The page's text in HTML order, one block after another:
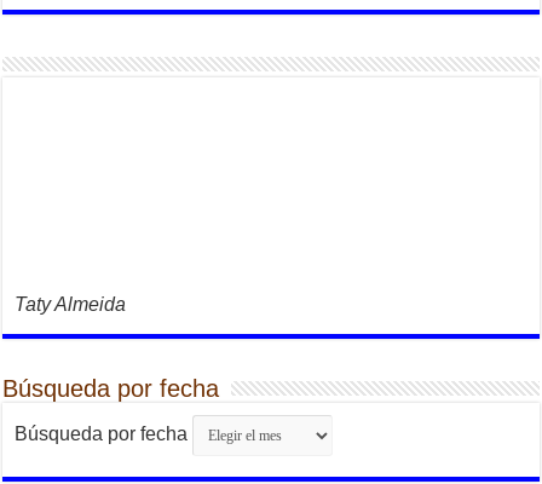
Taty Almeida
Búsqueda por fecha
Búsqueda por fecha